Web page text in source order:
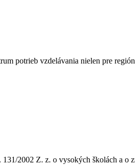
potrieb vzdelávania nielen pre
2002 Z. z. o vysokých školách a